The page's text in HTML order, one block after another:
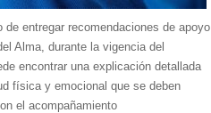
entregar recomendaciones de apoyo
Alma, durante la vigencia del
encontrar una explicación detallada
física y emocional que se deben
el acompañamiento